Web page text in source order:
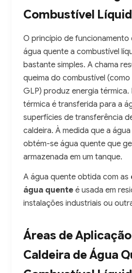
Combustível
O princípio de funcionamento
água quente a combustível
bastante simples. A chama
queima do combustível
GLP) produz energia térmica.
térmica é transferida para a
superfícies de transferência
caldeira. À medida que a
obtém-se água quente que
armazenada em um tanque.
A água quente obtida com as
água quente é usada em
instalações industriais ou
Áreas de
Caldeira de Água